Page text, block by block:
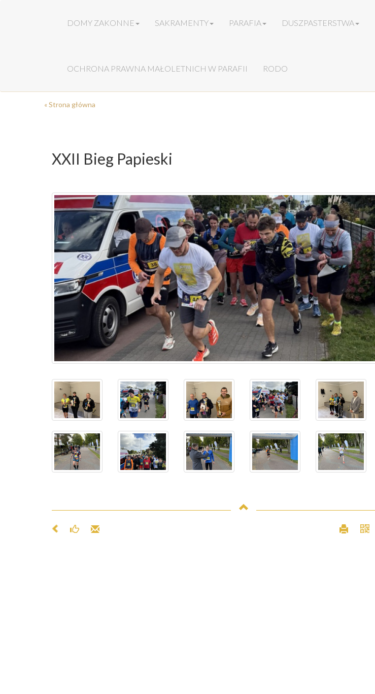
DOMY ZAKONNE SAKRAMENTY PARAFIA DUSZPASTERSTWA
OCHRONA PRAWNA MAŁOLETNICH W PARAFII RODO
« Strona główna
XXII Bieg Papieski